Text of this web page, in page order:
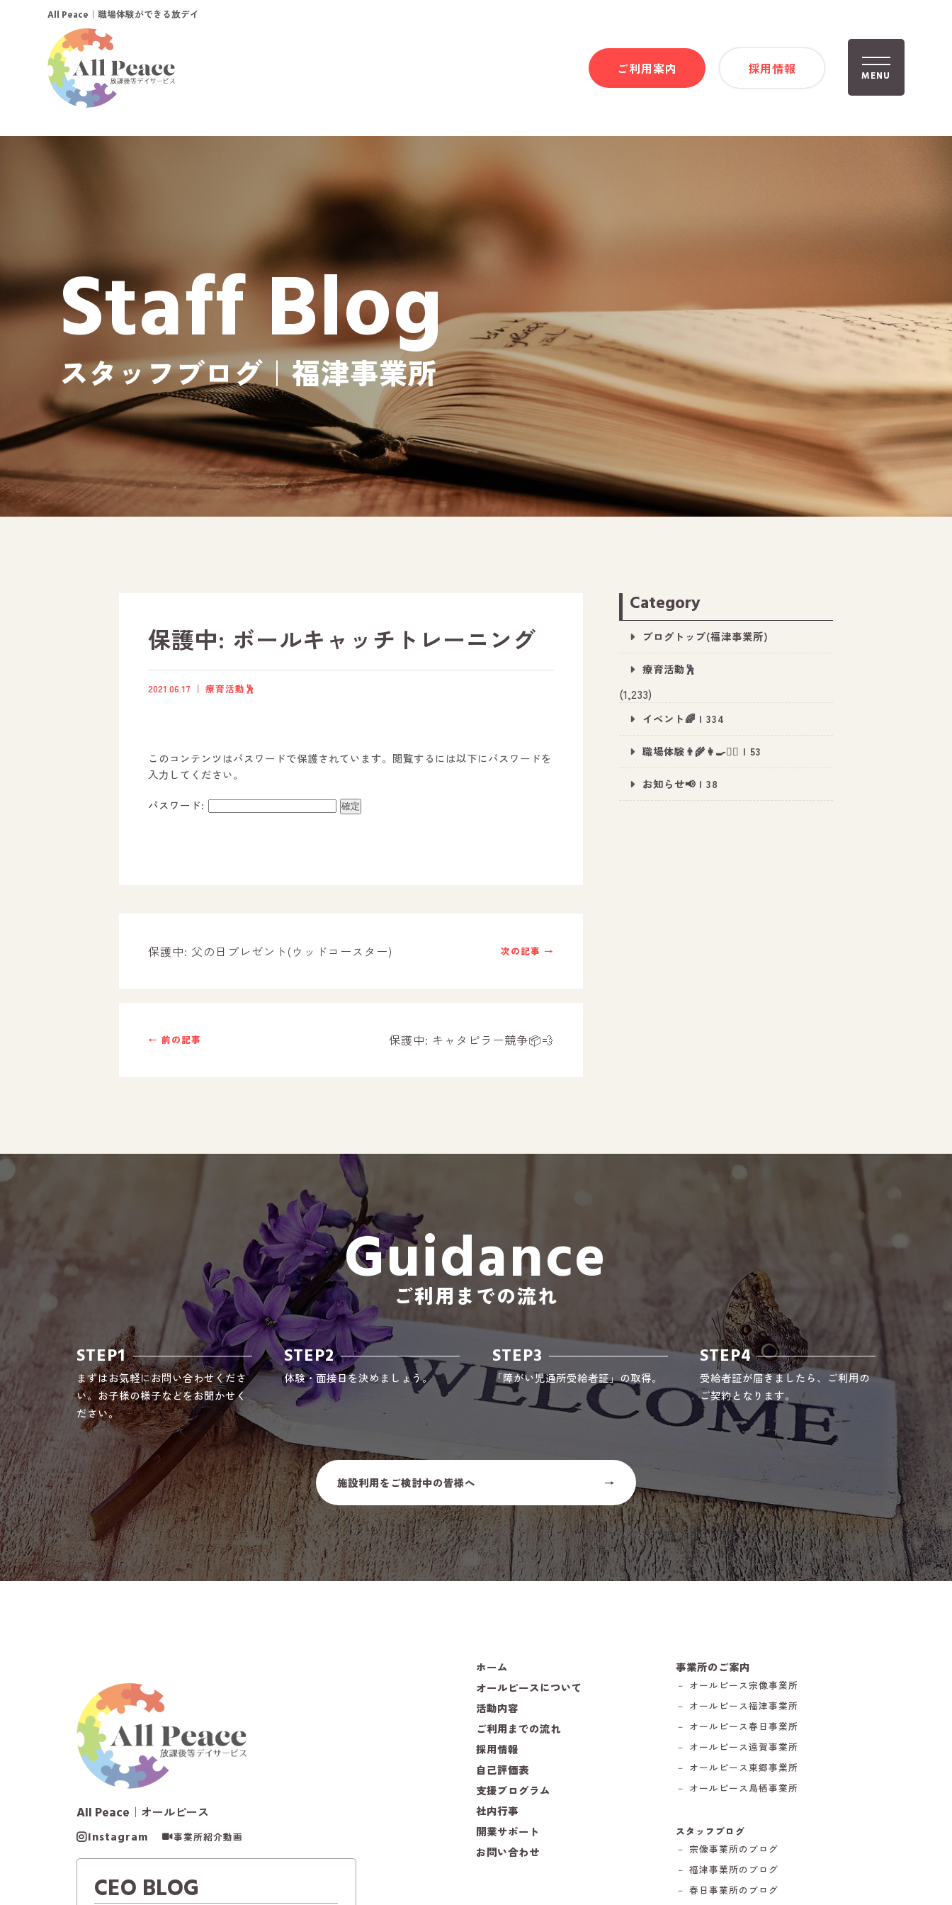
MENU
活動内容
社内行事
－ オールピース春日事業所
－ 春日事業所のブログ
－ 遠賀事業所のブログ
－ 東郷事業所のブログ
－ 鳥栖事業所のブログ
All Peace ｜職場体験ができる放デイ
ご利用案内 採用情報
Staff Blog
スタッフブログ｜福津事業所
保護中: ボールキャッチトレーニング
2021.06.17 療育活動🕺
このコンテンツはパスワードで保護されています。閲覧するには以下にパスワードを
入力してください。
パスワード:
次の記事 →
保護中: 父の日プレゼント(ウッドコースター)
← 前の記事 保護中: キャタピラー競争📦💨
Category
ブログトップ(福津事業所)
療育活動🕺
(1,233)
イベント🌈 | 334
職場体験👨‍🌾👩‍🍳👮‍♂️ | 53
お知らせ📢 | 38
Guidance
ご利用までの流れ
STEP1
まずはお気軽にお問い合わせくださ
い。お子様の様子などをお聞かせく
ださい。
STEP2
体験・面接日を決めましょう。
STEP3
「障がい児通所受給者証」の取得。
STEP4
受給者証が届きましたら、ご利用の
ご契約となります。
施設利用をご検討中の皆様へ
All Peace ｜オールピース
Instagram 事業所紹介動画
CEO BLOG
ホーム
オールピースについて
活動内容
ご利用までの流れ
採用情報
自己評価表
支援プログラム
社内行事
開業サポート
お問い合わせ
事業所のご案内
－ オールピース宗像事業所
－ オールピース福津事業所
－ オールピース春日事業所
－ オールピース遠賀事業所
－ オールピース東郷事業所
－ オールピース鳥栖事業所
スタッフブログ
－ 宗像事業所のブログ
－ 福津事業所のブログ
－ 春日事業所のブログ